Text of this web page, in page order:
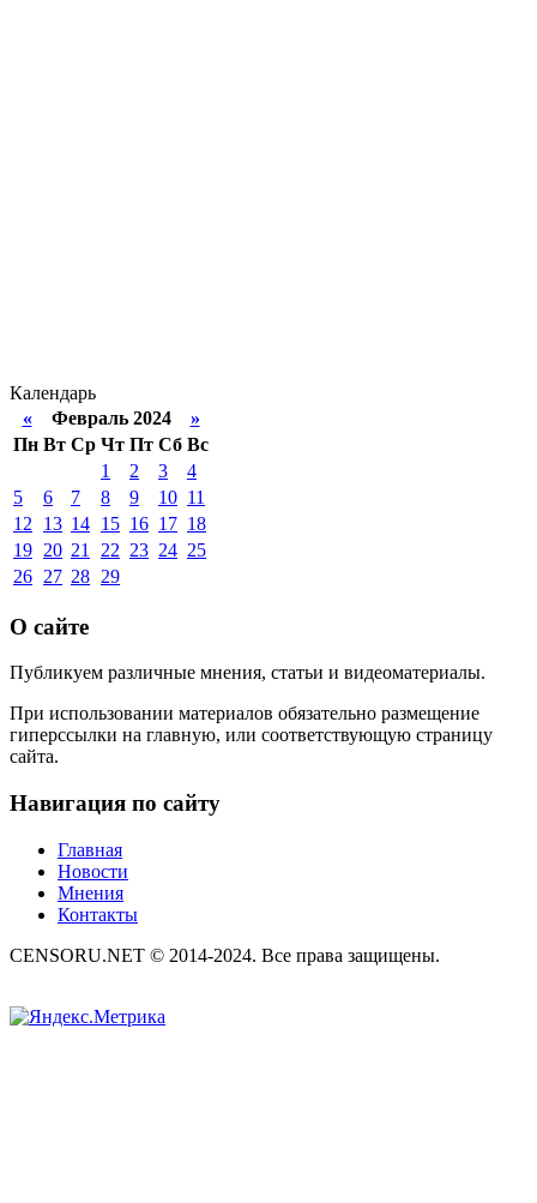
Календарь
«Февраль 2024 »
Пн Вт Ср Чт Пт Сб Вс
1
2 3
4
5
6 7 8 9 10 11
12
13 14 15 16 17 18
19 20 21 22 23 24 25
26 27 28 29
О сайте
Публикуем различные мнения, статьи и видеоматериалы.
При использовании материалов обязательно размещение
гиперссылки на главную, или соответствующую страницу
сайта.
Навигация по сайту
Главная
Новости
Мнения
Контакты
CENSORU.NET © 2014-2024. Все права защищены.